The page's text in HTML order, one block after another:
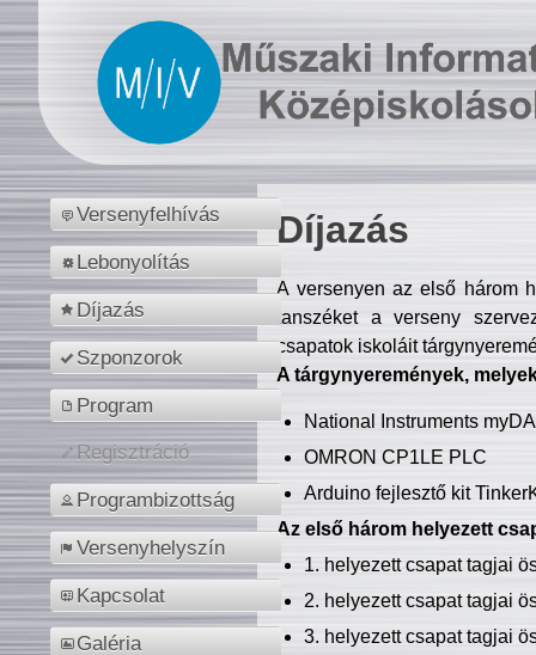
Versenyfelhívás
Lebonyolítás
Díjazás
Szponzorok
Program
Regisztráció
Programbizottság
Versenyhelyszín
Kapcsolat
Galéria
Díjazás
A versenyen az első három
tanszéket a verseny
csapatok iskoláit
A tárgynyeremények,
National Instruments
OMRON CP1LE PLC
Arduino fejlesztő kit
Az első három helyezett
1. helyezett csapat tagjai
2. helyezett csapat tagjai
3. helyezett csapat tagjai